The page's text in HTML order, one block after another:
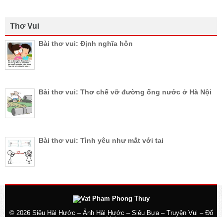
Thơ Vui
Bài thơ vui: Định nghĩa hôn
Bài thơ vui: Thơ chế vỡ đường ống nước ở Hà Nội
Bài thơ vui: Tình yêu như mắt với tai
© 2026 Siêu Hài Hước – Ảnh Hài Hước – Siêu Bựa – Truyện Vui – Đố